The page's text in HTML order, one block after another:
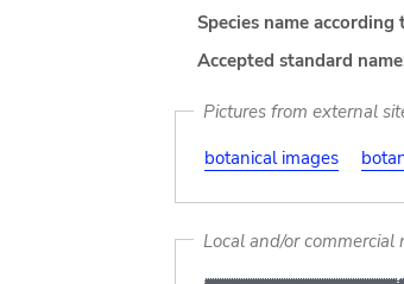
Species name according
Accepted standard
Pictures from external
botanical images
Local and/or commercial